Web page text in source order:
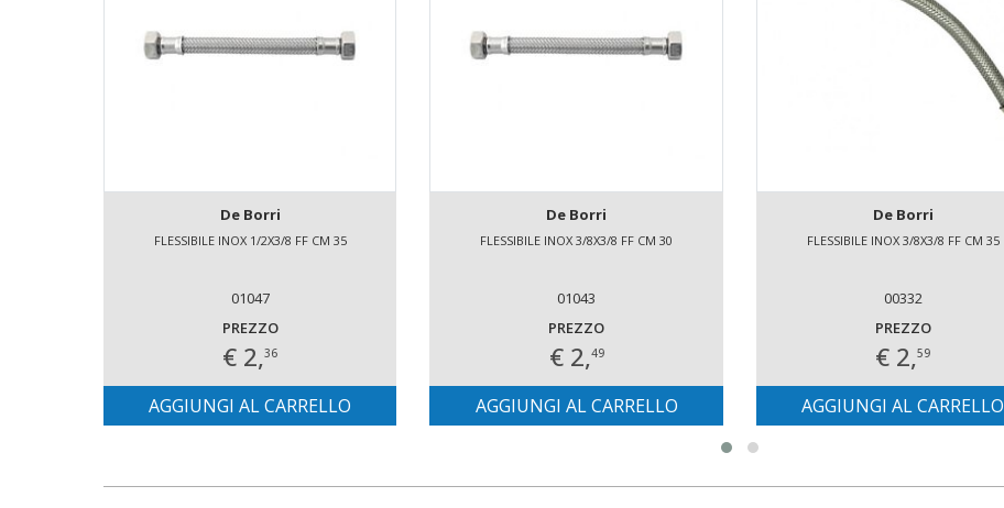
De Borri
FLESSIBILE INOX 1/2X3/8 FF CM 35
01047
PREZZO
€ 2,36
AGGIUNGI AL CARRELLO
De Borri
FLESSIBILE INOX 3/8X3/8 FF CM 30
01043
PREZZO
€ 2,49
AGGIUNGI AL CARRELLO
De Borri
FLESSIBILE INOX 3/8X3/8 FF CM 35
00332
PREZZO
€ 2,59
AGGIUNGI AL CARRELLO